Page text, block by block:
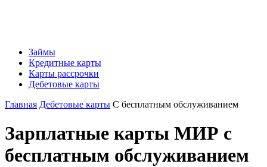
Займы
Кредитные карты
Карты рассрочки
Дебетовые карты
Главная Дебетовые карты С бесплатным обслуживанием
Зарплатные карты МИР с
бесплатным обслуживанием